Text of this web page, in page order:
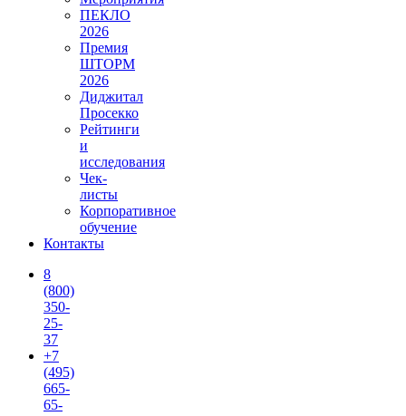
ПЕКЛО
2026
Премия
ШТОРМ
2026
Диджитал
Просекко
Рейтинги
и
исследования
Чек-
листы
Корпоративное
обучение
Контакты
8
(800)
350-
25-
37
+7
(495)
665-
65-